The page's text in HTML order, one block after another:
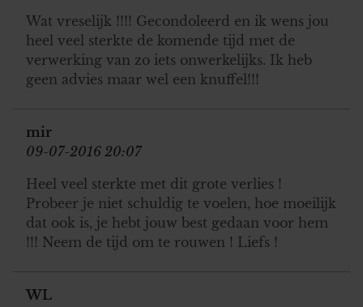
Wat vreselijk !!!! Gecondoleerd en ik wens jou
heel veel sterkte de komende tijd met de
verwerking van zo iets onwerkelijks. Ik heb
geen advies maar wel een knuffel!!!
mir
09-07-2016 20:07
Heel veel sterkte met dit grote verlies !
Probeer je niet schuldig te voelen, hoe moeilijk
dat ook is, je hebt jouw best gedaan voor hem
!!! Neem de tijd om te rouwen ! Liefs !
WL